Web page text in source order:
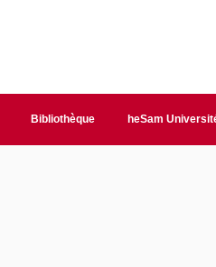
Bibliothèque heSam